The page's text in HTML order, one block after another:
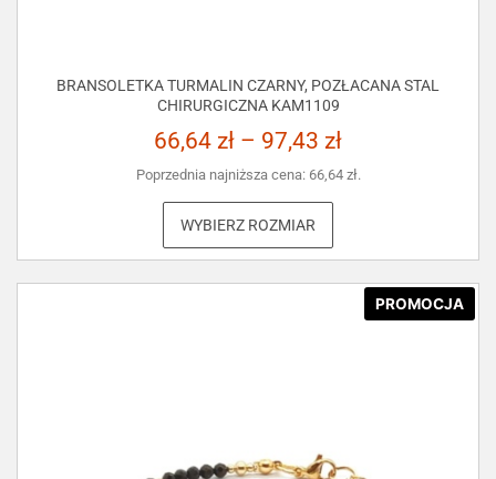
BRANSOLETKA TURMALIN CZARNY, POZŁACANA STAL
CHIRURGICZNA KAM1109
66,64 zł – 97,43 zł
Poprzednia najniższa cena: 66,64 zł.
WYBIERZ ROZMIAR
PROMOCJA